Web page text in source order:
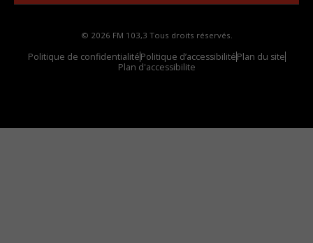
© 2026 FM 103,3 Tous droits réservés.
Politique de confidentialitéPolitique d’accessibilitéPlan du site
Plan d'accessibilite